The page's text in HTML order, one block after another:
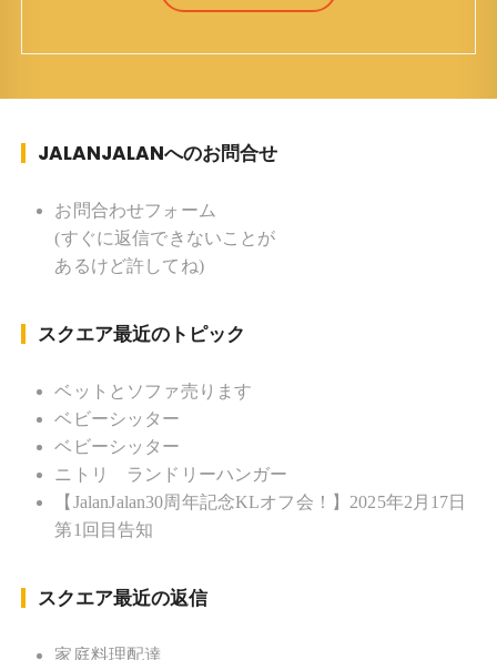
才) 生まれ ：香港(3才まで) 育
ク ソフトボール
督 BKKソフトボール「おぼんこ
ぼん 」監督 マレーシア歴：1991年から31年目 タ
イ歴 ：2001年から21年目
JALANJALANへのお問合せ
お問合わせフォーム
(すぐに返信できないことが
あるけど許してね)
スクエア最近のトピック
ベットとソファ売ります
ベビーシッター
ベビーシッター
ニトリ ランドリーハンガー
【JalanJalan30周年記念KLオフ会！】2025年2月17日
第1回目告知
スクエア最近の返信
家庭料理配達